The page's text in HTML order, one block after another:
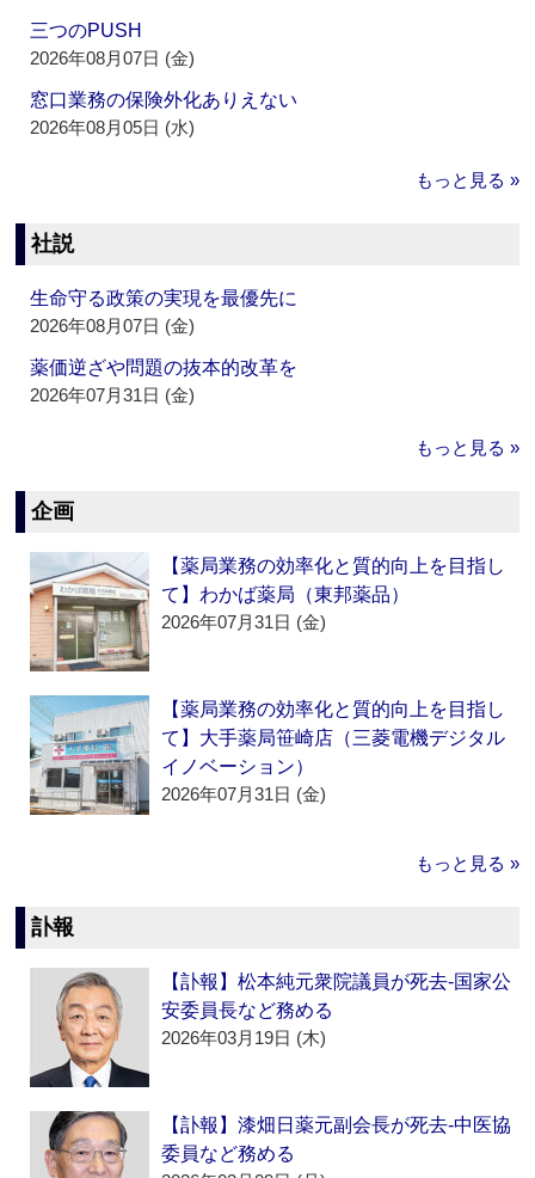
三つのPUSH
2026年08月07日 (金)
窓口業務の保険外化ありえない
2026年08月05日 (水)
もっと見る »
社説
生命守る政策の実現を最優先に
2026年08月07日 (金)
薬価逆ざや問題の抜本的改革を
2026年07月31日 (金)
もっと見る »
企画
【薬局業務の効率化と質的向上を目指し
て】わかば薬局（東邦薬品）
2026年07月31日 (金)
【薬局業務の効率化と質的向上を目指し
て】大手薬局笹崎店（三菱電機デジタル
イノベーション）
2026年07月31日 (金)
もっと見る »
訃報
【訃報】松本純元衆院議員が死去‐国家公
安委員長など務める
2026年03月19日 (木)
【訃報】漆畑日薬元副会長が死去‐中医協
委員など務める